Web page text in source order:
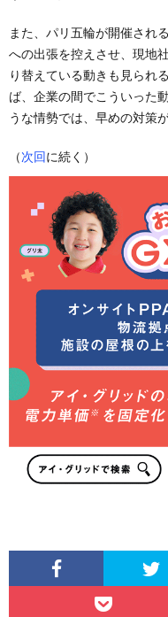
また、パリ五輪が開催され
への出張を控えさせ、現地
り替えている動きも見られ
ば、企業の間でこういった
うな情勢では、早めの対策
（次回に続く）